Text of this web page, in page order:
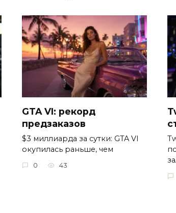
GTA VI: рекорд
предзаказов
$3 миллиарда за сутки: GTA VI
окупилась раньше, чем
0 43